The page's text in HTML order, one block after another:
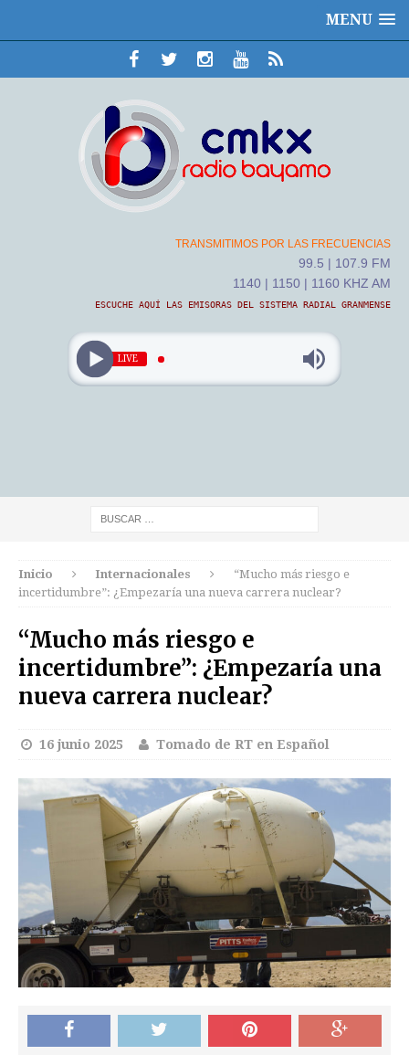
MENU
TRANSMITIMOS POR LAS FRECUENCIAS
99.5 | 107.9 FM
1140 | 1150 | 1160 KHZ AM
ESCUCHE AQUÍ LAS EMISORAS DEL SISTEMA RADIAL GRANMENSE
LIVE
Inicio Internacionales
“Mucho más riesgo e
incertidumbre”: ¿Empezaría una nueva carrera nuclear?
“Mucho más riesgo e
incertidumbre”: ¿Empezaría una
nueva carrera nuclear?
16 junio 2025 Tomado de RT en Español